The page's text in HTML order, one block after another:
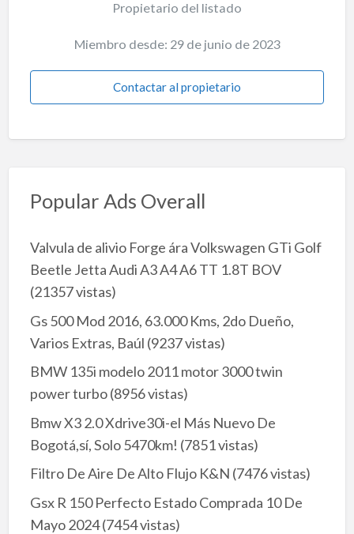
Propietario del listado
Miembro desde: 29 de junio de 2023
Contactar al propietario
Popular Ads Overall
Valvula de alivio Forge ára Volkswagen GTi Golf
Beetle Jetta Audi A3 A4 A6 TT 1.8T BOV
(21357 vistas)
Gs 500 Mod 2016, 63.000 Kms, 2do Dueño,
Varios Extras, Baúl (9237 vistas)
BMW 135i modelo 2011 motor 3000 twin
power turbo(8956 vistas)
Bmw X3 2.0 Xdrive30i-el Más Nuevo De
Bogotá,sí, Solo 5470km! (7851 vistas)
Filtro De Aire De Alto Flujo K&N (7476 vistas)
Gsx R 150 Perfecto Estado Comprada 10 De
Mayo 2024(7454 vistas)